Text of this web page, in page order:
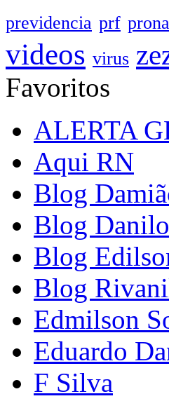
previdencia prf
videos virus
Favoritos
ALERTA
Aqui RN
Blog
Blog
Blog
Blog
Edmilson
Eduardo
F Silva